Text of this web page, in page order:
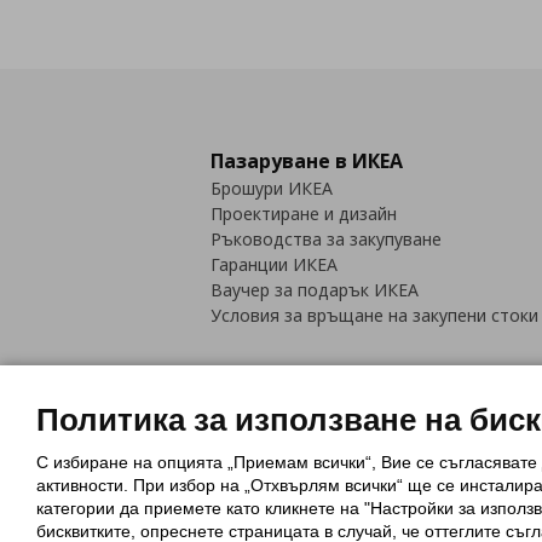
Пазаруване в ИКЕА
Брошури ИКЕА
Проектиране и дизайн
Ръководства за закупуване
Гаранции ИКЕА
Ваучер за подарък ИКЕА
Условия за връщане на закупени стоки
Политика за използване на
Обща политика за личните данни
Политика за защита на лични
Политика за използване на
С избиране на опцията „Приемам всички“, Вие се
активности. При избор на „Отхвърлям всички“ ще се
категории да приемете като кликнете на "Настройки за
бисквитките, опреснете страницата в случай, че оттеглите